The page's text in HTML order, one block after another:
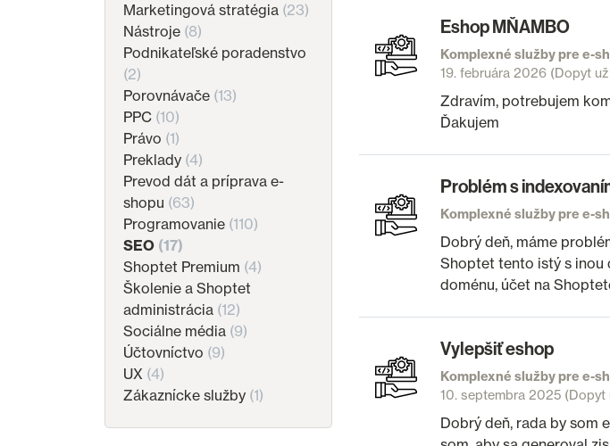
Marketingová stratégia (23)
Nástroje (8)
Podnikateľské poradenstvo
(2)
Porovnávače (13)
PPC (10)
Právo (1)
Preklady (4)
Prevod dát a príprava e-
shopu (63)
Programovanie (110)
SEO (17)
Shoptet Premium (4)
Školenie a Shoptet
administrácia (12)
Sociálne média (9)
Účtovníctvo (9)
UX (4)
Zákaznícke služby (1)
Eshop MŇAMBO
Komplexné služby pre e-
19. februára 2026(Dopyt už
Zdravím, potrebujem
Ďakujem
Problém s
Komplexné služby pre e-
Dobrý deň, máme
Shoptet tento istý s inou
doménu, účet na
Vylepšiť eshop
Komplexné služby pre e-
10. septembra 2025(Dopyt
Dobrý deň, rada by som